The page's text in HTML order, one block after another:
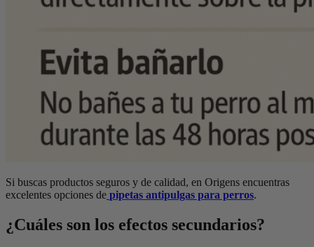
Si buscas productos seguros y de calidad, en Origens encuentras
excelentes opciones de pipetas antipulgas para perros.
¿Cuáles son los efectos secundarios?